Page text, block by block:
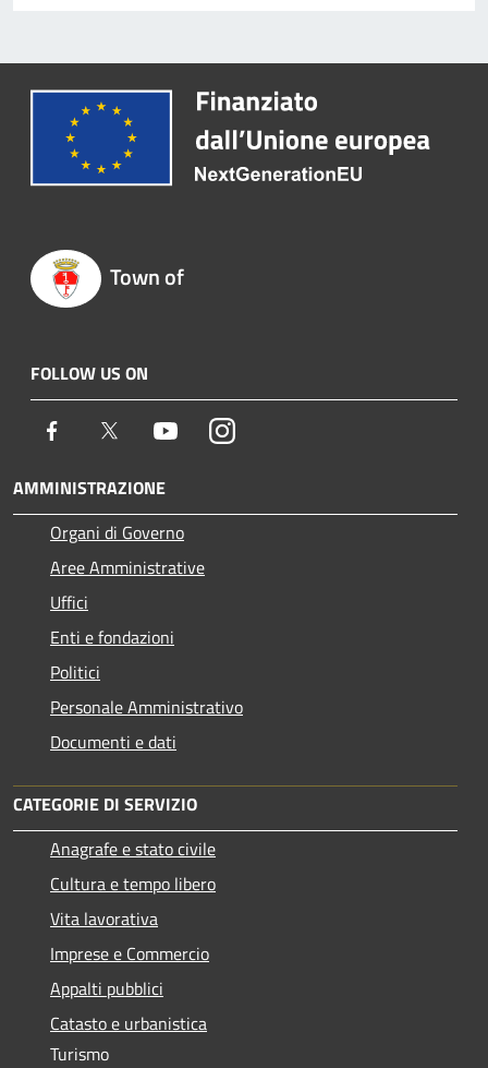
Town of
FOLLOW US ON
Facebook Twitter YoutubeInstagram
AMMINISTRAZIONE
Organi di Governo
Aree Amministrative
Uffici
Enti e fondazioni
Politici
Personale Amministrativo
Documenti e dati
CATEGORIE DI SERVIZIO
Anagrafe e stato civile
Cultura e tempo libero
Vita lavorativa
Imprese e Commercio
Appalti pubblici
Catasto e urbanistica
Turismo